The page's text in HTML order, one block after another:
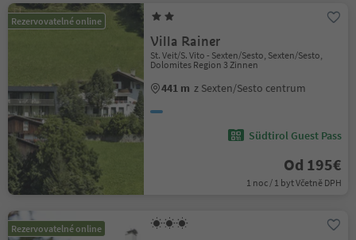
Rezervovatelné online
Villa Rainer
St. Veit/S. Vito - Sexten/Sesto, Sexten/Sesto,
Dolomites Region 3 Zinnen
441 m z Sexten/Sesto centrum
Südtirol Guest Pass
Od 195€
1 noc / 1 byt Včetně DPH
Rezervovatelné online